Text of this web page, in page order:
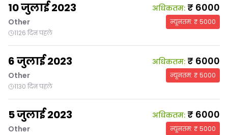
10 जुलाई 2023
Other
1126 दिन पहले
अधिकतम: ₹ 6000
न्यूनतम: ₹5000
6 जुलाई 2023
Other
1130 दिन पहले
अधिकतम: ₹ 6000
न्यूनतम: ₹5000
5 जुलाई 2023
Other
अधिकतम: ₹ 6000
न्यूनतम: ₹5000